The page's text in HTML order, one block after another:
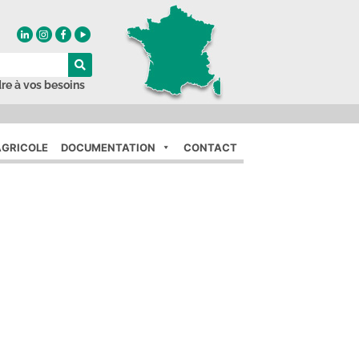
à vos besoins
DOCUMENTATION CONTACT